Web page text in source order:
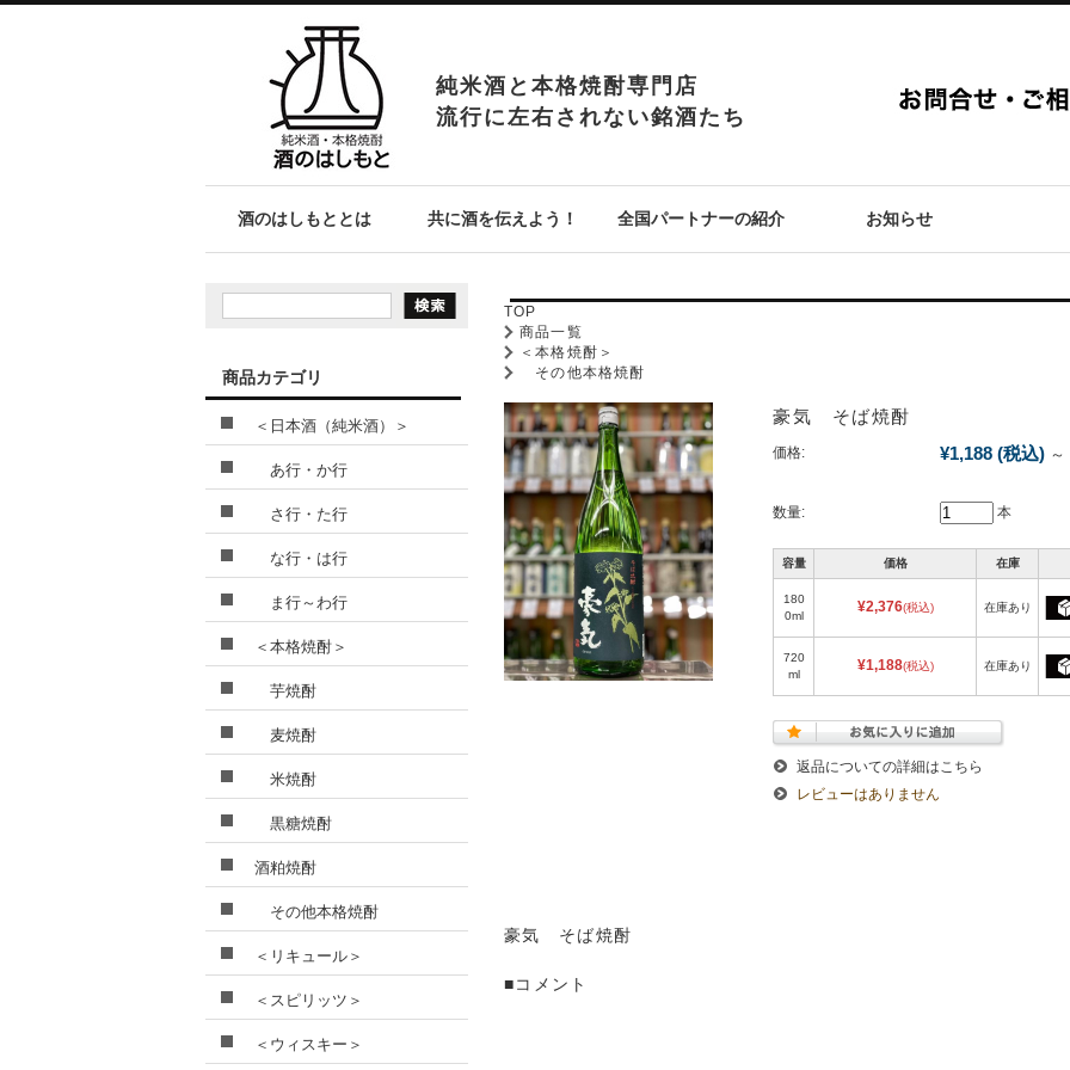
純米酒と本格焼酎専門店
流行に左右されない銘酒たち
酒のはしもととは 共に酒を伝えよう！ 全国パートナーの紹介 お知らせ
TOP
商品一覧
＜本格焼酎＞
その他本格焼酎
豪気 そば焼酎
価格: ¥1,188 (税込) ～
数量: 本
容量 価格 在庫
180
0ml
¥2,376(税込) 在庫あり
720
ml
¥1,188(税込) 在庫あり
返品についての詳細はこちら
レビューはありません
豪気 そば焼酎
■コメント
商品カテゴリ
＜日本酒（純米酒）＞
あ行・か行
さ行・た行
な行・は行
ま行～わ行
＜本格焼酎＞
芋焼酎
麦焼酎
米焼酎
黒糖焼酎
酒粕焼酎
その他本格焼酎
＜リキュール＞
＜スピリッツ＞
＜ウィスキー＞